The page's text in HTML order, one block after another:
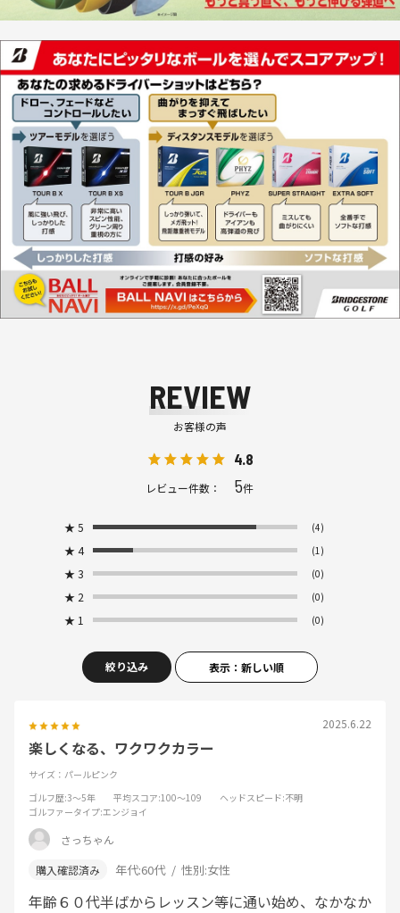
REVIEW
お客様の声
4.8
レビュー件数： 5件
★ 5 (4)
★ 4 (1)
★ 3 (0)
★ 2 (0)
★ 1 (0)
絞り込み 表示：新しい順
2025.6.22
楽しくなる、ワクワクカラー
サイズ：パールピンク
ゴルフ歴:3～5年 平均スコア:100～109 ヘッドスピード:不明
ゴルファータイプ:エンジョイ
さっちゃん
年代:60代 性別:女性
年齢６０代半ばからレッスン等に通い始め、なかなか